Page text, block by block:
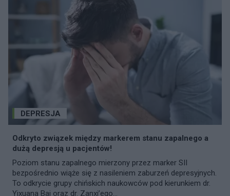
DEPRESJA
Odkryto związek między markerem stanu zapalnego a
dużą depresją u pacjentów!
Poziom stanu zapalnego mierzony przez marker SII
bezpośrednio wiąże się z nasileniem zaburzeń depresyjnych.
To odkrycie grupy chińskich naukowców pod kierunkiem dr.
Yixuana Bai oraz dr. Zanxi’ego...